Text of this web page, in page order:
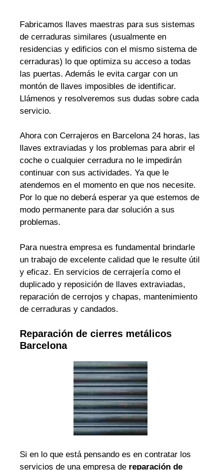
Fabricamos llaves maestras para sus sistemas
de cerraduras similares (usualmente en
residencias y edificios con el mismo sistema de
cerraduras) lo que optimiza su acceso a todas
las puertas. Además le evita cargar con un
montón de llaves imposibles de identificar.
Llámenos y resolveremos sus dudas sobre cada
servicio.
Ahora con Cerrajeros en Barcelona 24 horas, las
llaves extraviadas y los problemas para abrir el
coche o cualquier cerradura no le impedirán
continuar con sus actividades. Ya que le
atendemos en el momento en que nos necesite.
Por lo que no deberá esperar ya que estemos de
modo permanente para dar solución a sus
problemas.
Para nuestra empresa es fundamental brindarle
un trabajo de excelente calidad que le resulte útil
y eficaz. En servicios de cerrajería como el
duplicado y reposición de llaves extraviadas,
reparación de cerrojos y chapas, mantenimiento
de cerraduras y candados.
Reparación de cierres metálicos
Barcelona
Si en lo que está pensando es en contratar los
servicios de una empresa de reparación de